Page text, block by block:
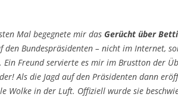
Mal begegnete mir das Gerücht über
den Bundespräsidenten – nicht im Internet,
. Ein Freund servierte es mir im Brustton der
Als die Jagd auf den Präsidenten dann
Wolke in der Luft. Offiziell wurde sie